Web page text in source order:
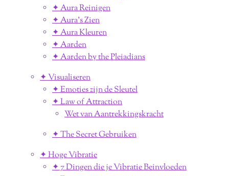
✦ Aura Reinigen
✦ Aura's Zien
✦ Aura Kleuren
✦ Aarden
✦ Aarden by the Pleiadians
✦ Visualiseren
✦ Emoties zijn de Sleutel
✦ Law of Attraction
Wet van Aantrekkingskracht
✦ The Secret Gebruiken
✦ Hoge Vibratie
✦ 7 Dingen die je Vibratie Beinvloeden